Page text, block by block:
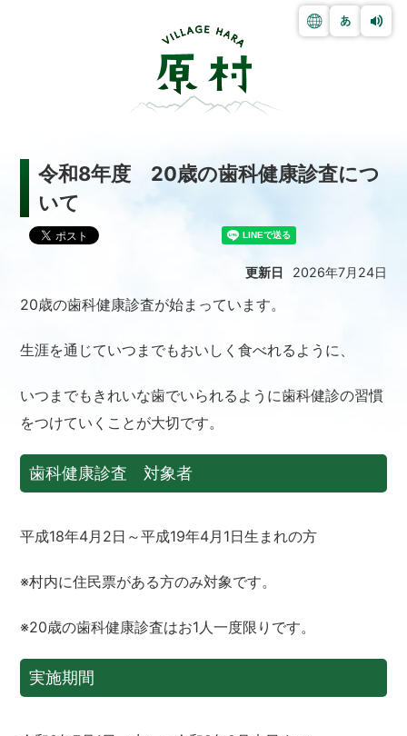
令和8年度 20歳の歯科健康診査につ
いて
更新日 2026年7月24日
20歳の歯科健康診査が始まっています。
生涯を通じていつまでもおいしく食べれるように、
いつまでもきれいな歯でいられるように歯科健診の習慣
をつけていくことが大切です。
歯科健康診査 対象者
平成18年4月2日～平成19年4月1日生まれの方
※村内に住民票がある方のみ対象です。
※20歳の歯科健康診査はお1人一度限りです。
実施期間